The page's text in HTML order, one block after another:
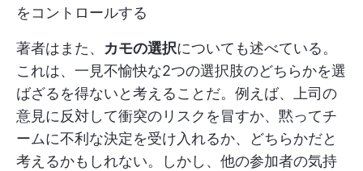
をコントロールする
著者はまた、 カモの選択についても述べている。
これは、一見不愉快な2つの選択肢のどちらかを選
ばざるを得ないと考えることだ。例えば、上司の
意見に反対して衝突のリスクを冒すか、黙ってチ
ームに不利な決定を受け入れるか、どちらかだと
考えるかもしれない。しかし、他の参加者の気持